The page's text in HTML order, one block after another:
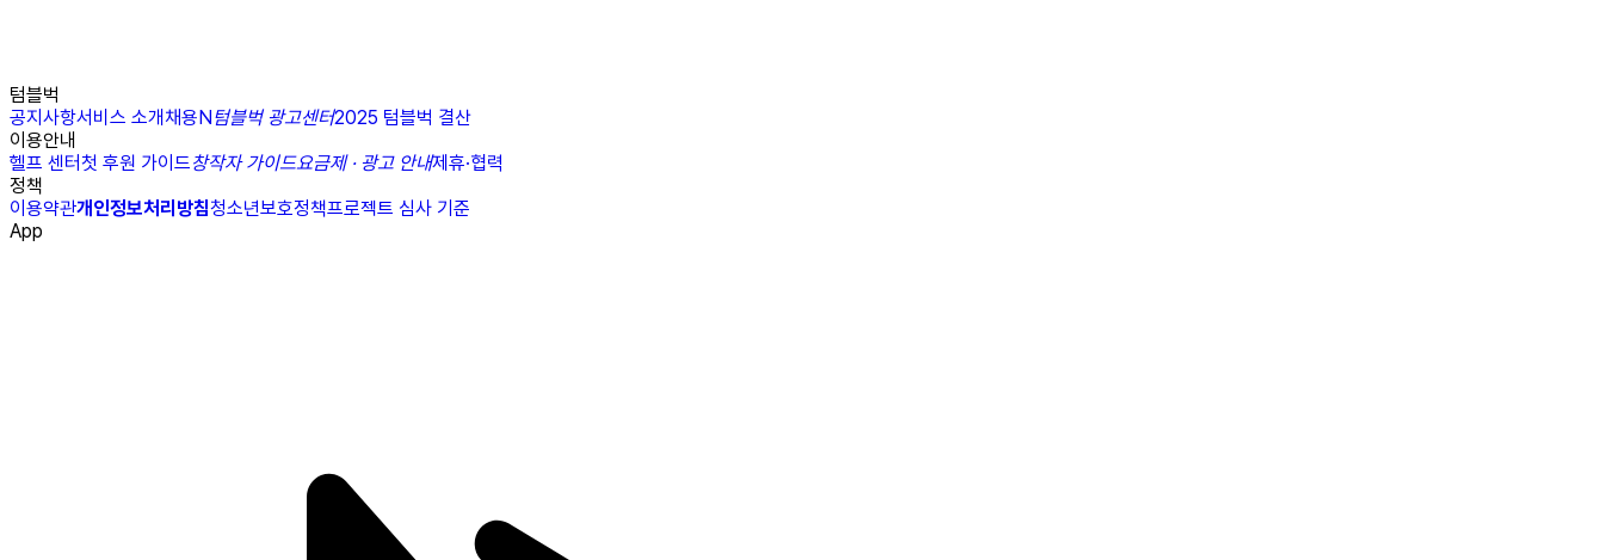
텀블벅
공지사항서비스 소개채용N텀블벅 광고센터2025 텀블벅 결산
이용안내
헬프 센터첫 후원 가이드창작자 가이드요금제 · 광고 안내제휴·협력
정책
이용약관개인정보처리방침청소년보호정책프로젝트 심사 기준
App